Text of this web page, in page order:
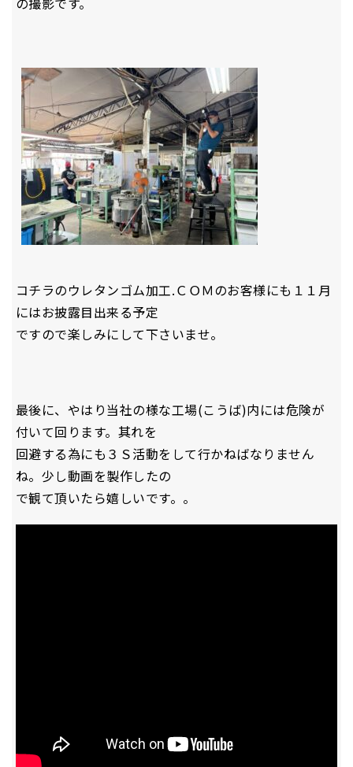
コチラのウレタンゴム加工.ＣＯＭのお客様にも１１月
にはお披露目出来る予定
ですので楽しみにして下さいませ。
最後に、やはり当社の様な工場(こうば)内には危険が
付いて回ります。其れを
回避する為にも３Ｓ活動をして行かねばなりません
ね。少し動画を製作したの
で観て頂いたら嬉しいです。。